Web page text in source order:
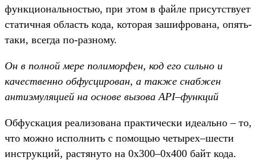
функциональностью, при этом в файле присутствует
статичная область кода, которая зашифрована, опять-
таки, всегда по-разному.
Он в полной мере полиморфен, код его сильно и
качественно обфусцирован, а также снабжен
антиэмуляцией на основе вызова API–функций
Обфускация реализована практически идеально – то,
что можно исполнить с помощью четырех–шести
инструкций, растянуто на 0x300–0x400 байт кода.